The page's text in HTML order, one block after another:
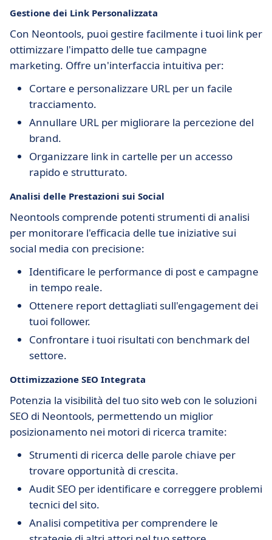
Gestione dei Link Personalizzata
Con Neontools, puoi gestire facilmente i tuoi link per
ottimizzare l'impatto delle tue campagne
marketing. Offre un'interfaccia intuitiva per:
Cortare e personalizzare URL per un facile
tracciamento.
Annullare URL per migliorare la percezione del
brand.
Organizzare link in cartelle per un accesso
rapido e strutturato.
Analisi delle Prestazioni sui Social
Neontools comprende potenti strumenti di analisi
per monitorare l'efficacia delle tue iniziative sui
social media con precisione:
Identificare le performance di post e campagne
in tempo reale.
Ottenere report dettagliati sull'engagement dei
tuoi follower.
Confrontare i tuoi risultati con benchmark del
settore.
Ottimizzazione SEO Integrata
Potenzia la visibilità del tuo sito web con le soluzioni
SEO di Neontools, permettendo un miglior
posizionamento nei motori di ricerca tramite:
Strumenti di ricerca delle parole chiave per
trovare opportunità di crescita.
Audit SEO per identificare e correggere problemi
tecnici del sito.
Analisi competitiva per comprendere le